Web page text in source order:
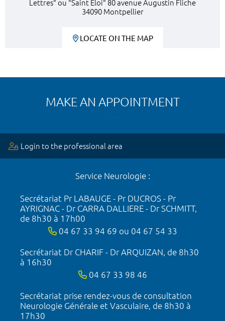
Lettres" ou "Saint Eloi" 80 avenue Augustin Fliche
34090 Montpellier
LOCATE ON THE MAP
MAKE AN APPOINTMENT
Login to the professional area
Service Neurologie :
Secrétariat Pr LABAUGE - Pr DUCROS - Pr
AYRIGNAC - Dr CARRA DALLIERE - Dr SCHMITT,
de 8h30 à 17h00
04 67 33 94 69 ou 04 67 54 33
Secrétariat Dr CHARIF - Dr ARQUIZAN, de 8h30
à 16h30
04 67 33 98 46
Secrétariat prise rendez-vous de consultation
Neurologie Générale et Vasculaire, de 8h30 à
17h30